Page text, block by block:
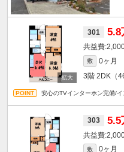
301 5.8
敷 0ヶ月
3階 2DK（
安心のTVインターホン完備/
303 5.5
敷 0ヶ月